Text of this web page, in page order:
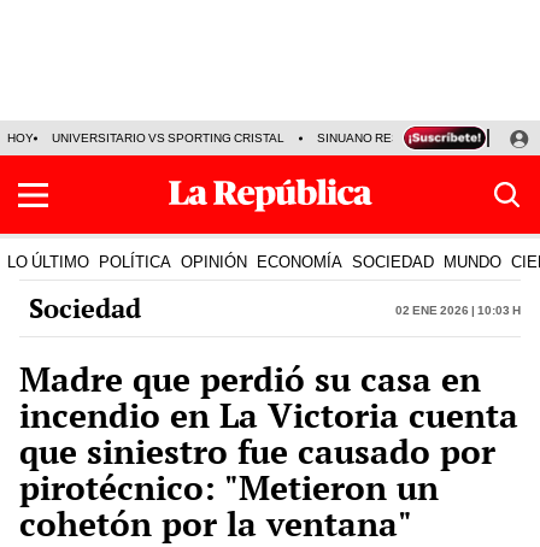
HOY UNIVERSITARIO VS SPORTING CRISTAL SINUANO RESULTADOS HOY
LO ÚLTIMO POLÍTICA OPINIÓN ECONOMÍA SOCIEDAD MUNDO
Sociedad 02 Ene 2026 | 10:03 h
Madre que perdió su casa en
incendio en La Victoria cuenta
que siniestro fue causado por
pirotécnico: "Metieron un
cohetón por la ventana"